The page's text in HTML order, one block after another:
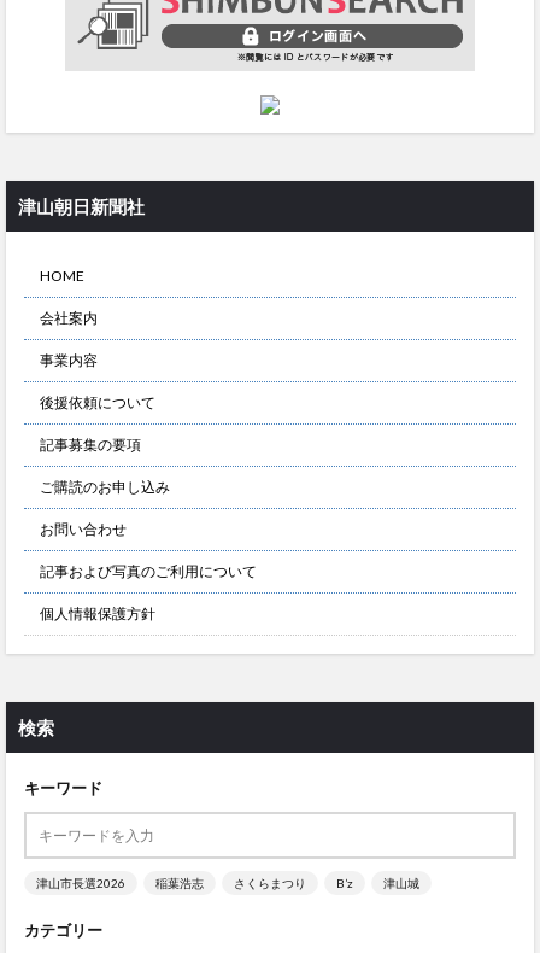
津山朝日新聞社
HOME
会社案内
事業内容
後援依頼について
記事募集の要項
ご購読のお申し込み
お問い合わせ
記事および写真のご利用について
個人情報保護方針
検索
キーワード
津山市長選2026 稲葉浩志 さくらまつり B’z 津山城
カテゴリー